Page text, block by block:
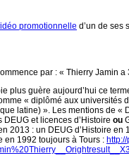
promotionnelle d’un de ses
par : « Thierry Jamin
plus guère aujourd’hui ce
« diplômé aux universités
latine) ». Les mentions de
et licences d’Histoire ou
2013 : un DEUG d’Histoire en
en 1992 toujours à Tours :